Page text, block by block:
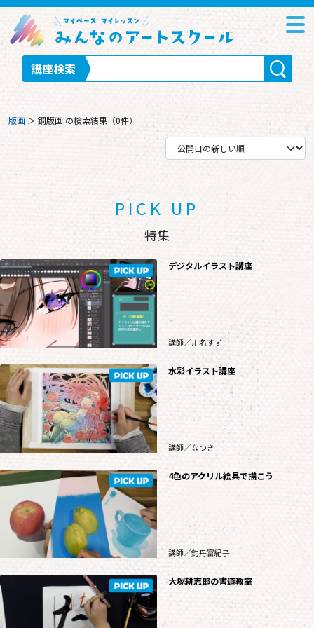
講座検索
版画 ＞ 銅版画 の検索結果（0件）
PICK UP
特集
デジタルイラスト講座
講師／川名すず
水彩イラスト講座
講師／なつき
4色のアクリル絵具で描こう
講師／釣舟富紀子
大塚耕志郎の書道教室